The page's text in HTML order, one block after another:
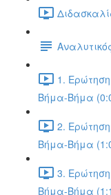
1.
Βήμα-Βήμα
2.
Βήμα-Βήμα
3.
Βήμα-Βήμα